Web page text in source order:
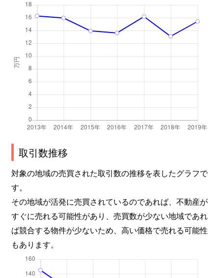
取引数推移
対象の地域の売買された取引数の推移を表したグラフで
す。
その地域が活発に売買されているのであれば、不動産が
すぐに売れる可能性があり、売買数が少ない地域であれ
ば競合する物件が少ないため、高い価格で売れる可能性
もあります。